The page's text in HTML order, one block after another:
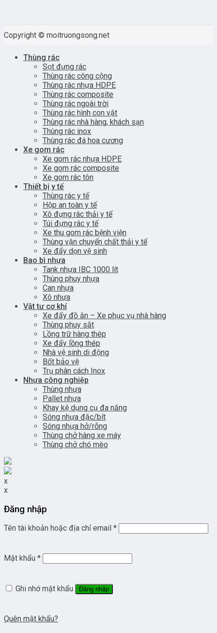
Copyright © moitruongsong.net
Thùng rác
Sọt đựng rác
Thùng rác công cộng
Thùng rác nhựa HDPE
Thùng rác composite
Thùng rác ngoài trời
Thùng rác hình con vật
Thùng rác nhà hàng, khách sạn
Thùng rác inox
Thùng rác đá hoa cương
Xe gom rác
Xe gom rác nhựa HDPE
Xe gom rác composite
Xe gom rác tôn
Thiết bị y tế
Thùng rác y tế
Hộp an toàn y tế
Xô đựng rác thải y tế
Túi đựng rác y tế
Xe thu gom rác bệnh viện
Thùng vận chuyển chất thải y tế
Xe đẩy dọn vệ sinh
Bao bì nhựa
Tank nhựa IBC 1000 lít
Thùng phuy nhựa
Can nhựa
Xô nhựa
Vật tư cơ khí
Xe đẩy đồ ăn – Xe phục vụ nhà hàng
Thùng phuy sắt
Lồng trữ hàng thép
Xe đẩy lồng thép
Nhà vệ sinh di động
Bốt bảo vệ
Trụ phân cách Inox
Nhựa công nghiệp
Thùng nhựa
Pallet nhựa
Khay kệ dụng cụ đa năng
Sóng nhựa đặc/bít
Sóng nhựa hở/rỗng
Thùng chở hàng xe máy
Thùng chở chó mèo
x
x
Đăng nhập
Tên tài khoản hoặc địa chỉ email *
Mật khẩu *
Ghi nhớ mật khẩu Đăng nhập
Quên mật khẩu?